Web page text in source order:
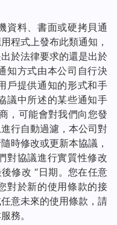
資料、書面或硬拷貝通
程式上發布此類通知，
於法律要求的還是出於
知方式由本公司自行決
戶提供通知的形式和手
議中所述的某些通知手
，可能會對我們向您發
行自動過濾，本公司對
時修改或更新本協議，
對協議進行實質性修改
修改 “日期。您在任意
對於新的使用條款的接
意未來的使用條款，請
務。